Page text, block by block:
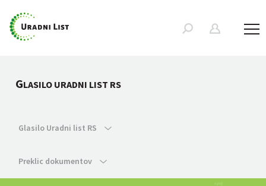
GLASILO URADNI LIST RS
Glasilo Uradni list RS
Preklic dokumentov